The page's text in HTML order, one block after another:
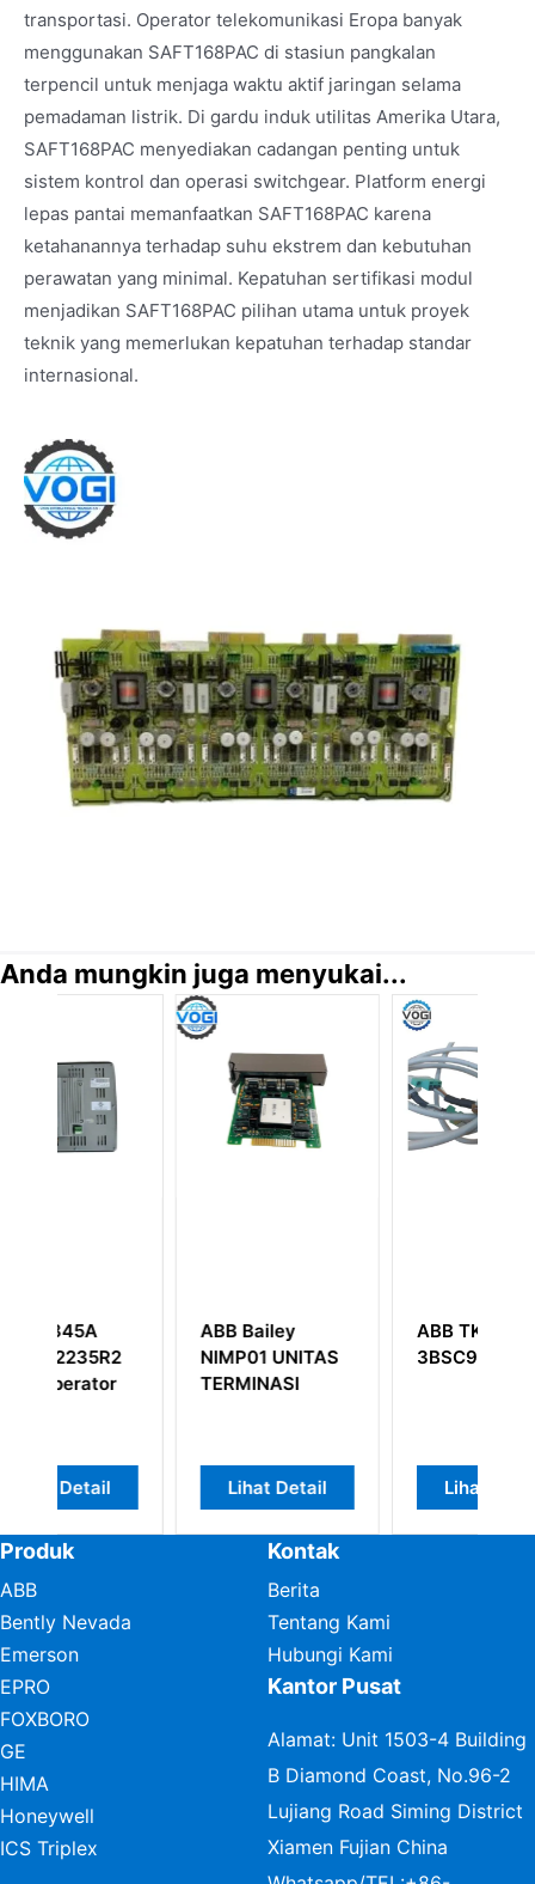
transportasi. Operator telekomunikasi Eropa banyak
menggunakan SAFT168PAC di stasiun pangkalan
terpencil untuk menjaga waktu aktif jaringan selama
pemadaman listrik. Di gardu induk utilitas Amerika Utara,
SAFT168PAC menyediakan cadangan penting untuk
sistem kontrol dan operasi switchgear. Platform energi
lepas pantai memanfaatkan SAFT168PAC karena
ketahanannya terhadap suhu ekstrem dan kebutuhan
perawatan yang minimal. Kepatuhan sertifikasi modul
menjadikan SAFT168PAC pilihan utama untuk proyek
teknik yang memerlukan kepatuhan terhadap standar
internasional.
Anda mungkin juga menyukai...
ABB Bailey
NIMP01 UNITAS
TERMINASI
ABB TK821V020
3BSC950202R1
Produk
ABB
Bently Nevada
Emerson
EPRO
FOXBORO
GE
HIMA
Honeywell
ICS Triplex
Kontak
Berita
Tentang Kami
Hubungi Kami
Kantor Pusat
Alamat: Unit 1503-4 Building
B Diamond Coast, No.96-2
Lujiang Road Siming District
Xiamen Fujian China